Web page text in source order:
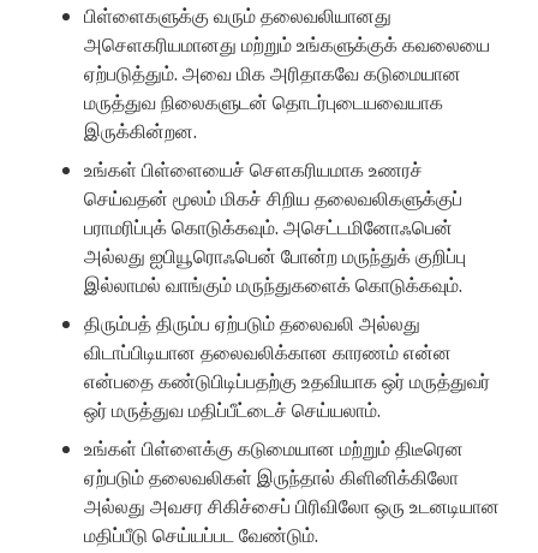
பிள்ளைகளுக்கு வரும் தலைவலியானது
அசெளகரியமானது மற்றும் உங்களுக்குக் கவலையை
ஏற்படுத்தும். அவை மிக அரிதாகவே கடுமையான
மருத்துவ நிலைகளுடன் தொடர்புடையவையாக
இருக்கின்றன.
உங்கள் பிள்ளையைச் சௌகரியமாக உணரச்
செய்வதன் மூலம் மிகச் சிறிய தலைவலிகளுக்குப்
பராமரிப்புக் கொடுக்கவும். அசெட்டமினோஃபென்
அல்லது ஐபியூரொஃபென் போன்ற மருந்துக் குறிப்பு
இல்லாமல் வாங்கும் மருந்துகளைக் கொடுக்கவும்.
திரும்பத் திரும்ப ஏற்படும் தலைவலி அல்லது
விடாப்பிடியான தலைவலிக்கான காரணம் என்ன
என்பதை கண்டுபிடிப்பதற்கு உதவியாக ஒர் மருத்துவர்
ஒர் மருத்துவ மதிப்பீட்டைச் செய்யலாம்.
உங்கள் பிள்ளைக்கு கடுமையான மற்றும் திடீரென
ஏற்படும் தலைவலிகள் இருந்தால் கிளினிக்கிலோ
அல்லது அவசர சிகிச்சைப் பிரிவிலோ ஒரு உடனடியான
மதிப்பீடு செய்யப்பட வேண்டும்.